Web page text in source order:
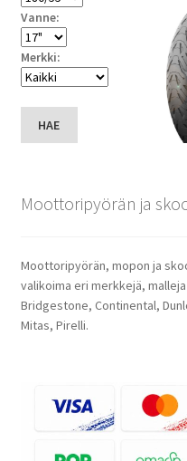
Vanne:
Merkki:
HAE
Moottoripyörän ja
Moottoripyörän, mopon ja
valikoima eri merkkejä,
Bridgestone, Continental,
Mitas, Pirelli.